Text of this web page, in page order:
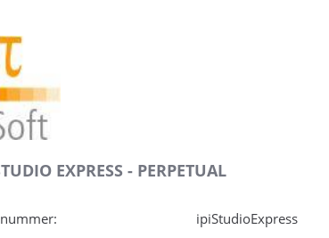
EXPRESS - PERPETUAL
ipiStudioExpress